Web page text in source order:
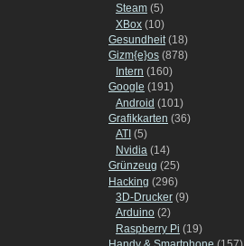
Steam (5)
XBox (10)
Gesundheit(18)
Gizm{e}os (878)
Intern (160)
Google (191)
Android (101)
Grafikkarten (36)
ATI (5)
Nvidia (14)
Grünzeug (25)
Hacking (296)
3D-Drucker (9)
Arduino (2)
Raspberry Pi (19)